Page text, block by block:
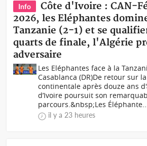
Info
Côte d'Ivoire : CAN-
2026, les Eléphantes
Tanzanie (2-1) et se
quarts de finale, l'Algérie
adversaire
Les Eléphantes face à la
Casablanca (DR)De retour sur
continentale après douze ans
d’Ivoire poursuit son
parcours.&nbsp;Les
il y a 23 heures